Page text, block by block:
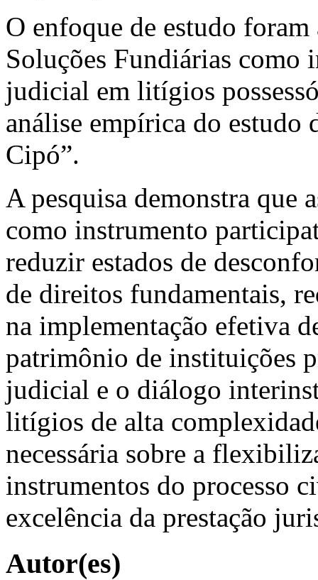
O enfoque de estudo foram
Soluções Fundiárias como
judicial em litígios
análise empírica do estudo
Cipó”.
A pesquisa demonstra que
como instrumento
reduzir estados de
de direitos fundamentais,
na implementação efetiva
patrimônio de instituições
judicial e o diálogo
litígios de alta
necessária sobre a
instrumentos do processo
excelência da prestação
Autor(es)